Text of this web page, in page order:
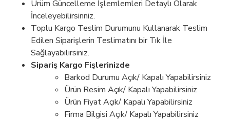
Ürüm Güncelleme İşlemlemleri Detaylı Olarak
İnceleyebilirsinniz.
Toplu Kargo Teslim Durumunu Kullanarak Teslim
Edilen Siparişlerin Teslimatını bir Tık İle
Sağlayabılırsiniz.
Sipariş Kargo Fişlerinizde
Barkod Durumu Açık/ Kapalı Yapabilirsiniz
Ürün Resim Açık/ Kapalı Yapabilirsiniz
Ürün Fiyat Açık/ Kapalı Yapabilirsiniz
Firma Bilgisi Açık/ Kapalı Yapabilirsiniz